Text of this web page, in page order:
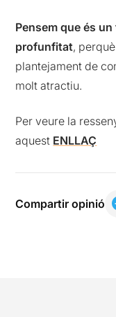
Pensem que és
profunfitat,
plantejament de
molt atractiu.
Per veure la
aquest ENLLAÇ
Compartir opinió